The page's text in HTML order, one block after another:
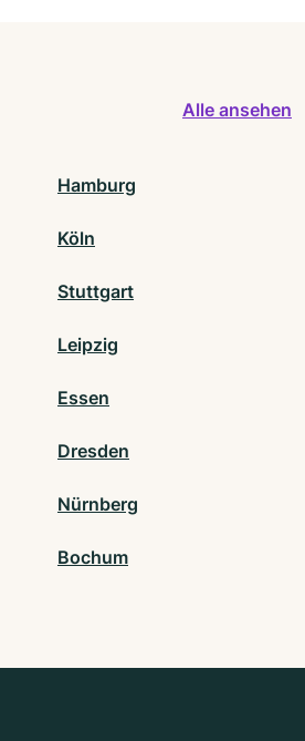
Alle ansehen
Hamburg
Köln
Stuttgart
Leipzig
Essen
Dresden
Nürnberg
Bochum